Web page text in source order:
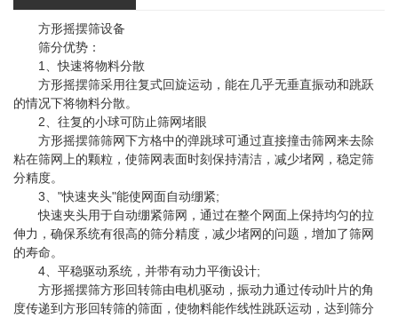
方形摇摆筛设备
筛分优势：
1、快速将物料分散
方形摇摆筛采用往复式回旋运动，能在几乎无垂直振动和跳跃
的情况下将物料分散。
2、往复的小球可防止筛网堵眼
方形摇摆筛筛网下方格中的弹跳球可通过直接撞击筛网来去除
粘在筛网上的颗粒，使筛网表面时刻保持清洁，减少堵网，稳定筛
分精度。
3、"快速夹头"能使网面自动绷紧;
快速夹头用于自动绷紧筛网，通过在整个网面上保持均匀的拉
伸力，确保系统有很高的筛分精度，减少堵网的问题，增加了筛网
的寿命。
4、平稳驱动系统，并带有动力平衡设计;
方形摇摆筛方形回转筛由电机驱动，振动力通过传动叶片的角
度传递到方形回转筛的筛面，使物料能作线性跳跃运动，达到筛分